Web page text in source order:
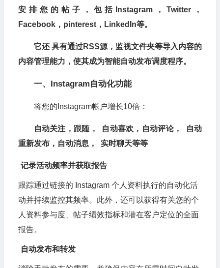
安排您的帖子，包括Instagram，Twitter，
Facebook，pinterest，LinkedIn等。
它还 具有通过RSS源，监视文件夹等导入内容的
内容管理能力，使其成为智能自动发布调度程序。
一、Instagram自动化功能
将您的Instagram帐户增长10倍：
自动关注，跟随， 自动喜欢，自动评论，
自动
重新发布，自动消息， 实时聊天等等
记录活动频率并获取报告
跟踪通过链接的 Instagram 个人资料执行的自动化活
动并持续监控其频率。此外，还可以获得有关您的个
人资料参与度、帖子绩效指标和潜在客户定位的全面
报告。
自动发布和转发